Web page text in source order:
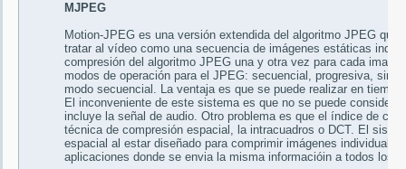
MJPEG
Motion-JPEG es una versión extendida del algoritmo JPEG
tratar al vídeo como una secuencia de imágenes estáticas
compresión del algoritmo JPEG una y otra vez para cada
modos de operación para el JPEG: secuencial, progresiva, sin
modo secuencial. La ventaja es que se puede realizar en
El inconveniente de este sistema es que no se puede
incluye la señal de audio. Otro problema es que el índice de
técnica de compresión espacial, la intracuadros o DCT. El
espacial al estar diseñado para comprimir imágenes
aplicaciones donde se envia la misma informacióin a todos los